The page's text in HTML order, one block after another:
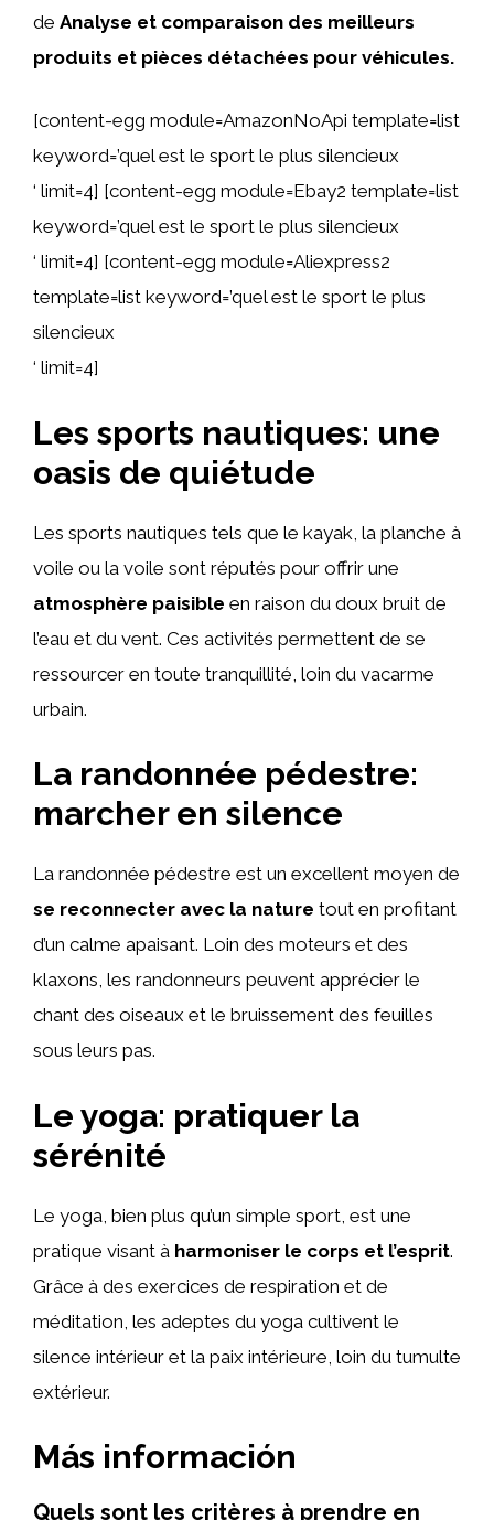
de Analyse et comparaison des meilleurs
produits et pièces détachées pour véhicules.
[content-egg module=AmazonNoApi template=list
keyword=’quel est le sport le plus silencieux
‘ limit=4] [content-egg module=Ebay2 template=list
keyword=’quel est le sport le plus silencieux
‘ limit=4] [content-egg module=Aliexpress2
template=list keyword=’quel est le sport le plus
silencieux
‘ limit=4]
Les sports nautiques: une
oasis de quiétude
Les sports nautiques tels que le kayak, la planche à
voile ou la voile sont réputés pour offrir une
atmosphère paisible en raison du doux bruit de
l’eau et du vent. Ces activités permettent de se
ressourcer en toute tranquillité, loin du vacarme
urbain.
La randonnée pédestre:
marcher en silence
La randonnée pédestre est un excellent moyen de
se reconnecter avec la nature tout en profitant
d’un calme apaisant. Loin des moteurs et des
klaxons, les randonneurs peuvent apprécier le
chant des oiseaux et le bruissement des feuilles
sous leurs pas.
Le yoga: pratiquer la
sérénité
Le yoga, bien plus qu’un simple sport, est une
pratique visant à harmoniser le corps et l’esprit.
Grâce à des exercices de respiration et de
méditation, les adeptes du yoga cultivent le
silence intérieur et la paix intérieure, loin du tumulte
extérieur.
Más información
Quels sont les critères à prendre en